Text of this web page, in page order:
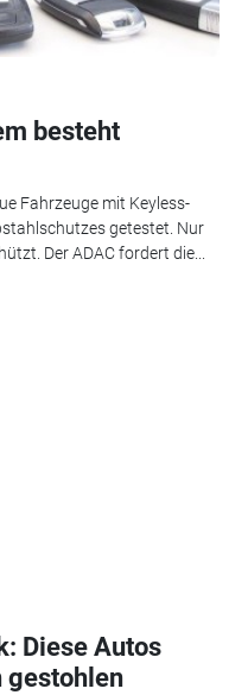
besteht
Fahrzeuge mit Keyless-
getestet. Nur
Der ADAC fordert die...
Diese Autos
gestohlen